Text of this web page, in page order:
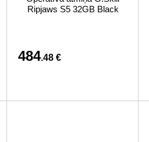
Ripjaws S5 32GB Black
484.48 €